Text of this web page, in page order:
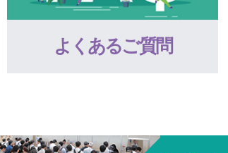
よくあるご質問